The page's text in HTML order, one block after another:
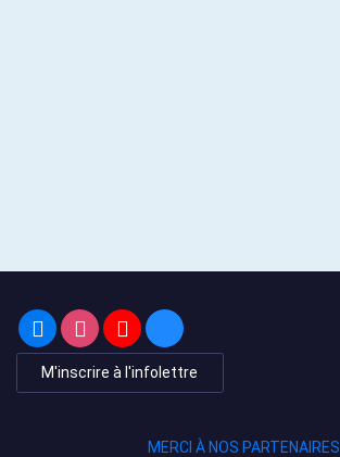
M'inscrire à l'infolettre
MERCI À NOS PARTENAIRES